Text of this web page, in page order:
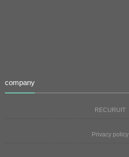
company
RECURUIT
Privacy policy